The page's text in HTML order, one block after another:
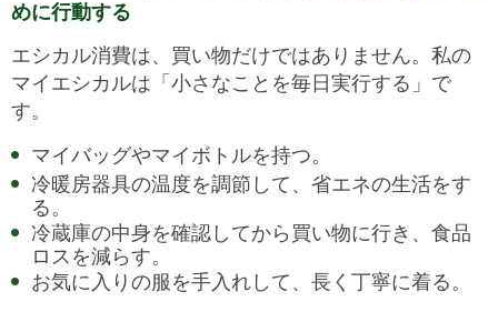
めに行動する
エシカル消費は、買い物だけではありません。私の
マイエシカルは「小さなことを毎日実行する」で
す。
マイバッグやマイボトルを持つ。
冷暖房器具の温度を調節して、省エネの生活をす
る。
冷蔵庫の中身を確認してから買い物に行き、食品
ロスを減らす。
お気に入りの服を手入れして、長く丁寧に着る。